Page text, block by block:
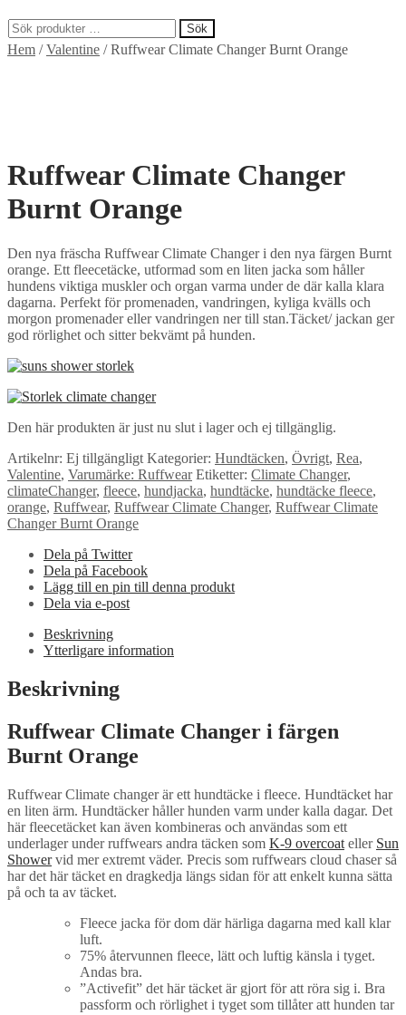
Sök
efter:
Sök
Hem /Valentine /Ruffwear Climate Changer Burnt Orange
Ruffwear Climate Changer
Burnt Orange
Den nya fräscha Ruffwear Climate Changer i den nya färgen Burnt
orange. Ett fleecetäcke, utformad som en liten jacka som håller
hundens viktiga muskler och organ varma under de där kalla klara
dagarna. Perfekt för promenaden, vandringen, kyliga kvälls och
morgon promenader eller vandringen ner till stan.Täcket/ jackan ger
god rörlighet och sitter bekvämt på hunden.
Den här produkten är just nu slut i lager och ej tillgänglig.
Artikelnr: Ej tillgängligt Kategorier: Hundtäcken, Övrigt, Rea,
Valentine, Varumärke: Ruffwear Etiketter: Climate Changer,
climateChanger, fleece, hundjacka, hundtäcke, hundtäcke fleece,
orange, Ruffwear, Ruffwear Climate Changer, Ruffwear Climate
Changer Burnt Orange
Dela på Twitter
Dela på Facebook
Lägg till en pin till denna produkt
Dela via e-post
Beskrivning
Ytterligare information
Beskrivning
Ruffwear Climate Changer i färgen
Burnt Orange
Ruffwear Climate changer är ett hundtäcke i fleece. Hundtäcket har
en liten ärm. Hundtäcker håller hunden varm under kalla dagar. Det
här fleecetäcket kan även kombineras och användas som ett
underlager under ruffwears andra täcken som K-9 overcoat eller Sun
Showervid mer extremt väder. Precis som ruffwears cloud chaser så
har det här täcket en dragkedja längs sidan för att enkelt kunna sätta
på och ta av täcket.
Fleece jacka för dom där härliga dagarna med kall klar
luft.
75% återvunnen fleece, lätt och luftig känsla i tyget.
Andas bra.
”Activefit” det här täcket är gjort för att röra sig i. Bra
passform och rörlighet i tyget som tillåter att hunden tar